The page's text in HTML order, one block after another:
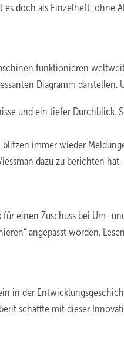
es doch als Einzelheft, ohne
funktionieren
Diagramm darstellen.
und ein tiefer Durchblick.
immer wieder
dazu zu berichten hat.
einen Zuschuss bei Um-
angepasst worden.
in der
schaffte mit dieser